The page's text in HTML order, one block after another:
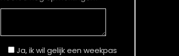
Ja, ik wil gelijk een weekpas